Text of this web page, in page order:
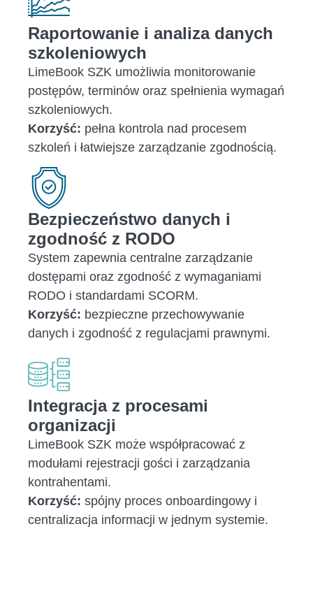
Raportowanie i analiza danych
szkoleniowych
LimeBook SZK umożliwia monitorowanie
postępów, terminów oraz spełnienia wymagań
szkoleniowych.
Korzyść: pełna kontrola nad procesem
szkoleń i łatwiejsze zarządzanie zgodnością.
Bezpieczeństwo danych i
zgodność z RODO
System zapewnia centralne zarządzanie
dostępami oraz zgodność z wymaganiami
RODO i standardami SCORM.
Korzyść: bezpieczne przechowywanie
danych i zgodność z regulacjami prawnymi.
Integracja z procesami
organizacji
LimeBook SZK może współpracować z
modułami rejestracji gości i zarządzania
kontrahentami.
Korzyść: spójny proces onboardingowy i
centralizacja informacji w jednym systemie.